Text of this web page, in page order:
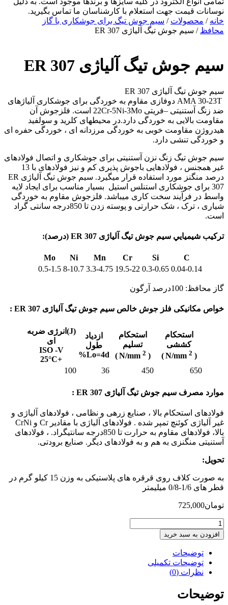
نوسانات قیمت جهت استعلام با کارشناسان ما تماس بگیرید.
خانه / محصولات / سیم جوش تیگ برای جوشکاری با گاز
محافظ / سیم‌ جوش‌ تیگ آلیاژی ER 307
سیم‌ جوش‌ تیگ آلیاژی ER 307
سیم‌ جوش‌ تیگ آلیاژی ER 307
AMA 30-23T دوفازی مقاوم به خوردگی برای جوشکاری آلیاژهای
ضد زنگ آستنیتی –فریتی 22Cr-5Ni-3Mo است. فلزجوش آن
مقاومت بالایی به خوردگی دارد.در محیطهای کلرید و سولفید
هیدروژن مقاومت خوبی به خوردگی مرزدانه ای ، خوردگی حفره ای
و خوردگی تنشی دارد.
سیم جوش تیگ زنگ نزن آستنیتی برای جوشکاری و اتصال فولادهای
غیر همجنس ، فولادهایی باجوش پذیری کم و نیز فولادهای با 13
درصد منگنز مورد استفاده قرار میگیرد. سیم‌ جوش‌ تیگ آلیاژی ER
307 برای جوشکاری استنلس استیل بسیار مناسب برای ایجاد لایه
واسط در فرآیند سخت کاری میباشد. فلزجوش مقاوم به خوردگی
شیاری ، ترک ، شک حرارتی و پوسته زدن تا 850درجه سانتی گراد
است.
تركيب شيميايي سیم‌ جوش‌ تیگ آلیاژی ER 307 (درصد):
C
Si
Cr
Mn
Ni
Mo
0.04-0.14
0.3-0.65
19.5-22
3.3-4.75
8-10.7
0.5-1.5
گاز محافظ: 100درصد آرگون
خواص مکانیکی فلز جوش خالص سیم‌ جوش‌ تیگ آلیاژی ER 307 :
استحكام
كششی
( N/mm
2
)
استحكام
تسليم
( N/mm
2
)
ازدياد
طول
Lo=4d%
(J)انرژی ضربه
ای
ISO -V
+25°C
650
450
36
100
موارد مصرف سیم‌ جوش‌ تیگ آلیاژی ER 307 :
فولادهای استحکام بالا ، صنایع زرهی و نظامی ، فولادهای آلیاژی و
غیر آلیاژی کوئنچ تمپر شده . فولادهای آلیاژی با مقادیر Cr و CrNi
بالا، فولادهای مقاوم به حرارت تا 850درجه سانتیگراد. ، فولادهای
آستنیتی منگنزی به هم و به فولادهای دیگر. صنایع برودتی.
تحویل:
به صورت کلاف روی قرقره های پلاستیکی به وزن 15 کیلو گرم در
قطر های 1/6-0/8 میلیمتر
تومان725,000
سیم‌
جوش‌
تیگ
آلیاژی
افزودن به سبد خرید
توضیحات
توضیحات تکمیلی
نظرات (0)
توضیحات